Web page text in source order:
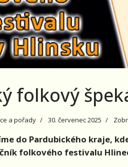
folkový
a pořady 30. červenec 2025
do Pardubického kraje,
folkového festivalu